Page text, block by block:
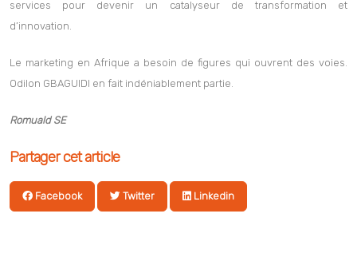
services pour devenir un catalyseur de transformation et
Le marketing en Afrique a besoin de figures qui ouvrent des voies.
Facebook Twitter Linkedin